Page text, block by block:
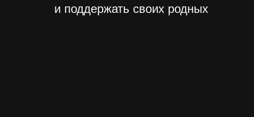
и поддержать своих родных